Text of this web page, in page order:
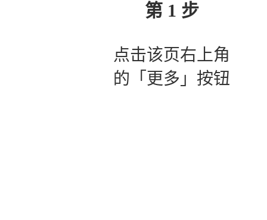
第 1 步
点击该页右上角
的「更多」按钮